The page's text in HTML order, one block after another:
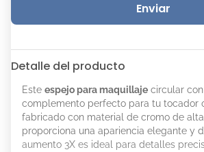
Enviar
Detalle del producto
Este espejo para maquillaje circular
complemento perfecto para tu tocador
fabricado con material de cromo de
proporciona una apariencia elegante y
aumento 3X es ideal para detalles